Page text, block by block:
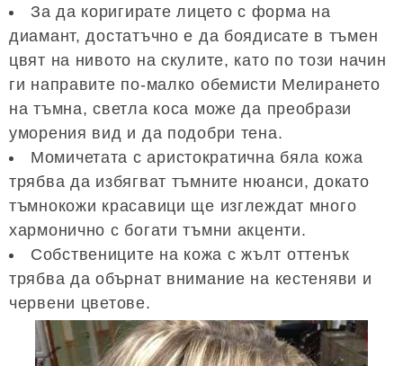
За да коригирате лицето с форма на
диамант, достатъчно е да боядисате в тъмен
цвят на нивото на скулите, като по този начин
ги направите по-малко обемисти Мелирането
на тъмна, светла коса може да преобрази
уморения вид и да подобри тена.
Момичетата с аристократична бяла кожа
трябва да избягват тъмните нюанси, докато
тъмнокожи красавици ще изглеждат много
хармонично с богати тъмни акценти.
Собствениците на кожа с жълт оттенък
трябва да обърнат внимание на кестеняви и
червени цветове.